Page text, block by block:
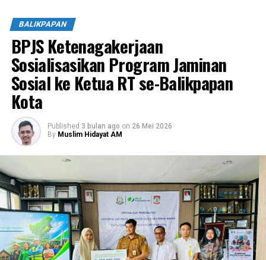
BALIKPAPAN
BPJS Ketenagakerjaan
Sosialisasikan Program Jaminan
Sosial ke Ketua RT se-Balikpapan
Kota
Published 3 bulan ago on 26 Mei 2026
By Muslim Hidayat AM